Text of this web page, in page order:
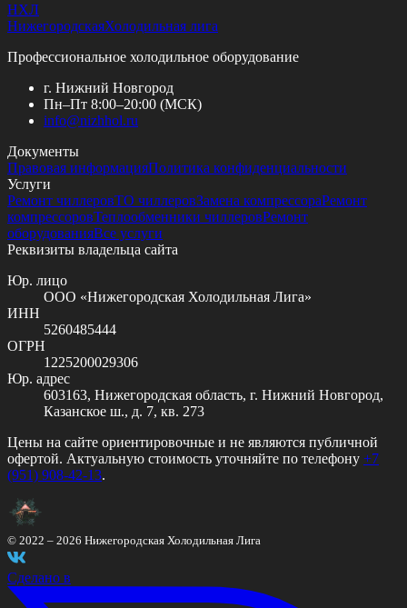
НХЛ
НижегородскаяХолодильная лига
Профессиональное холодильное оборудование
г. Нижний Новгород
Пн–Пт 8:00–20:00 (МСК)
info@nizhhol.ru
Документы
Правовая информацияПолитика конфиденциальности
Услуги
Ремонт чиллеровТО чиллеровЗамена компрессораРемонт
компрессоровТеплообменники чиллеровРемонт
оборудованияВсе услуги
Реквизиты владельца сайта
Юр. лицо
ООО «Нижегородская Холодильная Лига»
ИНН
5260485444
ОГРН
1225200029306
Юр. адрес
603163, Нижегородская область, г. Нижний Новгород,
Казанское ш., д. 7, кв. 273
Цены на сайте ориентировочные и не являются публичной
офертой. Актуальную стоимость уточняйте по телефону +7
(951) 908-42-13.
© 2022 – 2026 Нижегородская Холодильная Лига
Сделано в